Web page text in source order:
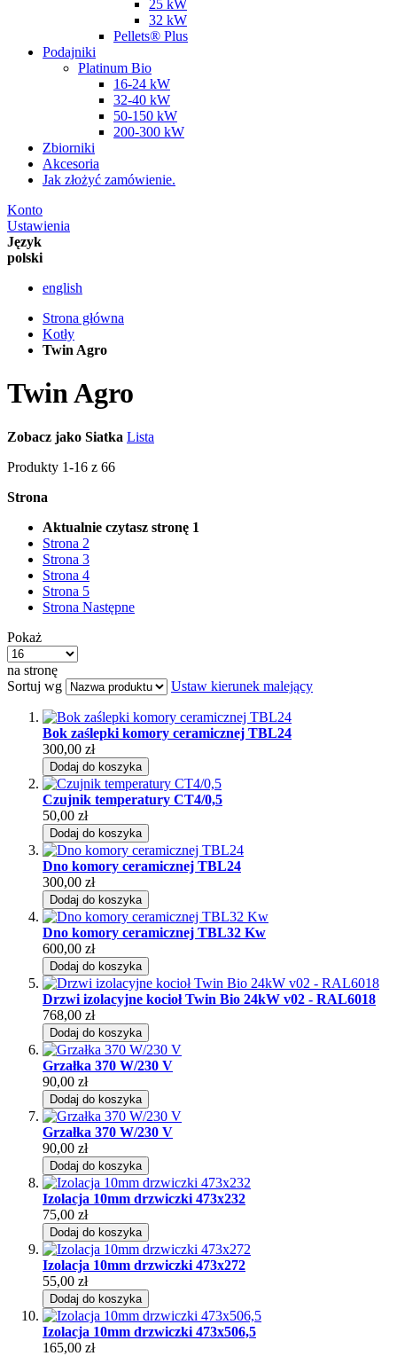
25 kW
32 kW
Pellets® Plus
Podajniki
Platinum Bio
16-24 kW
32-40 kW
50-150 kW
200-300 kW
Zbiorniki
Akcesoria
Jak złożyć zamówienie.
Konto
Ustawienia
Język
polski
english
Strona główna
Kotły
Twin Agro
Twin Agro
Zobacz jako Siatka Lista
Produkty 1-16 z 66
Strona
Aktualnie czytasz stronę 1
Strona 2
Strona 3
Strona 4
Strona 5
Strona Następne
Pokaż
na stronę
Sortuj wg
Ustaw kierunek malejący
Bok zaślepki komory ceramicznej TBL24
300,00 zł
Dodaj do koszyka
Czujnik temperatury CT4/0,5
50,00 zł
Dodaj do koszyka
Dno komory ceramicznej TBL24
300,00 zł
Dodaj do koszyka
Dno komory ceramicznej TBL32 Kw
600,00 zł
Dodaj do koszyka
Drzwi izolacyjne kocioł Twin Bio 24kW v02 - RAL6018
768,00 zł
Dodaj do koszyka
Grzałka 370 W/230 V
90,00 zł
Dodaj do koszyka
Grzałka 370 W/230 V
90,00 zł
Dodaj do koszyka
Izolacja 10mm drzwiczki 473x232
75,00 zł
Dodaj do koszyka
Izolacja 10mm drzwiczki 473x272
55,00 zł
Dodaj do koszyka
Izolacja 10mm drzwiczki 473x506,5
165,00 zł